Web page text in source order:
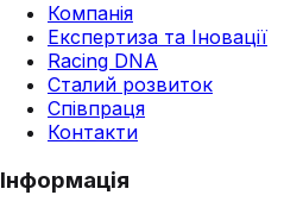
Компанія
Експертиза та Іновації
Racing DNA
Сталий розвиток
Співпраця
Контакти
Інформація